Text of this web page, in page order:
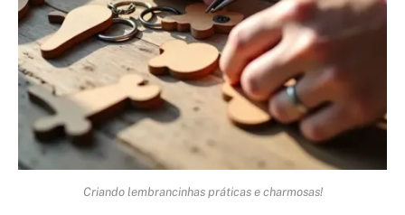
Criando lembrancinhas práticas e charmosas!